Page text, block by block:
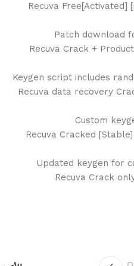
Recuva Free[Activated]
Patch download
Recuva Crack +
Keygen script includes
Recuva data recovery
Custom
Recuva Cracked
Updated keygen for
Recuva Crack